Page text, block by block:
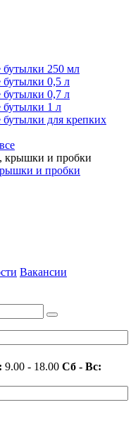
250 мл
0,5 л
0,7 л
1 л
для крепких
и пробки
Вакансии
9.00 - 18.00 Сб - Вс: